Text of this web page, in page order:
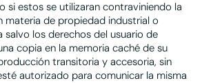
si estos se utilizaran contraviniendo la
materia de propiedad industrial o
salvo los derechos del usuario de
copia en la memoria caché de su
transitoria y accesoria, sin
autorizado para comunicar la misma